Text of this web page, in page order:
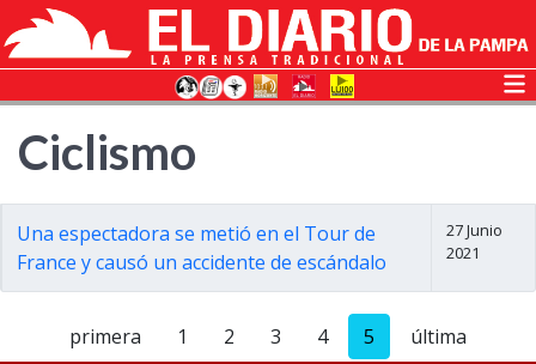
Ciclismo
Una espectadora se metió en el Tour de
France y causó un accidente de escándalo
27 Junio
2021
primera 1 2 3 4 5 última